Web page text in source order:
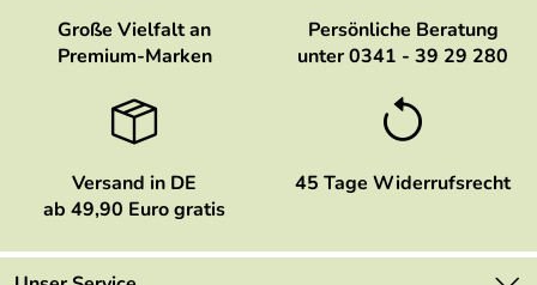
Große Vielfalt an
Premium-Marken
Persönliche Beratung
unter 0341 - 39 29 280
Versand in DE
ab 49,90 Euro gratis
45 Tage Widerrufsrecht